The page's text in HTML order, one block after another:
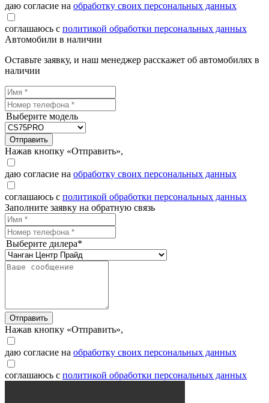
даю согласие на обработку своих персональных данных
соглашаюсь с политикой обработки персональных данных
Автомобили в наличии
Оставьте заявку, и наш менеджер расскажет об автомобилях в
наличии
Выберите модель
Отправить
Нажав кнопку «Отправить»,
даю согласие на обработку своих персональных данных
соглашаюсь с политикой обработки персональных данных
Заполните заявку на обратную связь
Выберите дилера*
Отправить
Нажав кнопку «Отправить»,
даю согласие на обработку своих персональных данных
соглашаюсь с политикой обработки персональных данных